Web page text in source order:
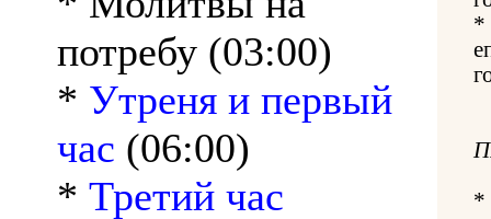
потребу (03:00)
* Утреня и первый
час (06:00)
* Третий час
*
*